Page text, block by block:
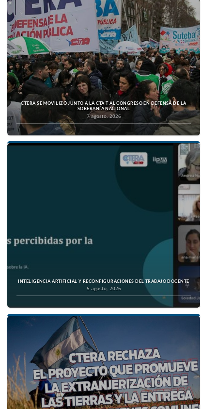
CTERA SE MOVILIZÓ JUNTO A LA CTA T AL CONGRESO EN DEFENSA DE LA
SOBERANÍA NACIONAL
7 agosto, 2026
INTELIGENCIA ARTIFICIAL Y RECONFIGURACIONES DEL TRABAJO DOCENTE
5 agosto, 2026